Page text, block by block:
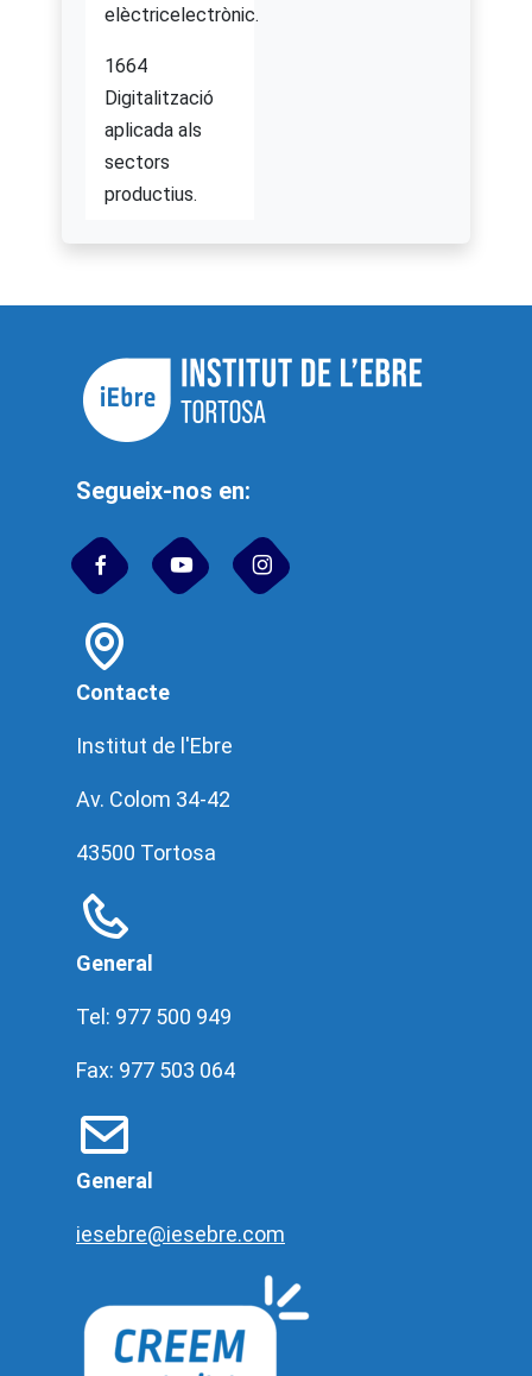
elèctricelectrònic.
1664
Digitalització
aplicada als
sectors
productius.
Segueix-nos en:
Contacte
Institut de l'Ebre
Av. Colom 34-42
43500 Tortosa
General
Tel: 977 500 949
Fax: 977 503 064
General
iesebre@iesebre.com